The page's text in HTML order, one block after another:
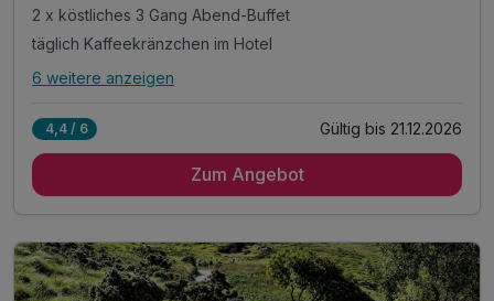
2 x köstliches 3 Gang Abend-Buffet
täglich Kaffeekränzchen im Hotel
Alle Inklusivleistungen
2 x reichhaltiges Frühstück vom Buffet
mit jeweils einem Kaffee und einem Stück Kuchen
1 x Eierlikör zur Begrüßung*
6 weitere anzeigen
4,4 / 6 Gültig bis 21.12.2026
Zum Angebot